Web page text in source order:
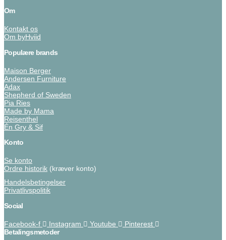
Om
Kontakt os
Om byHviid
Populære brands
Maison Berger
Andersen Furniture
Adax
Shepherd of Sweden
Pia Ries
Made by Mama
Reisenthel
Én Gry & Sif
Konto
Se konto
Ordre historik (kræver konto)
Handelsbetingelser
Privatlivspolitik
Social
Facebook-f Instagram Youtube
Pinterest
Betalingsmetoder